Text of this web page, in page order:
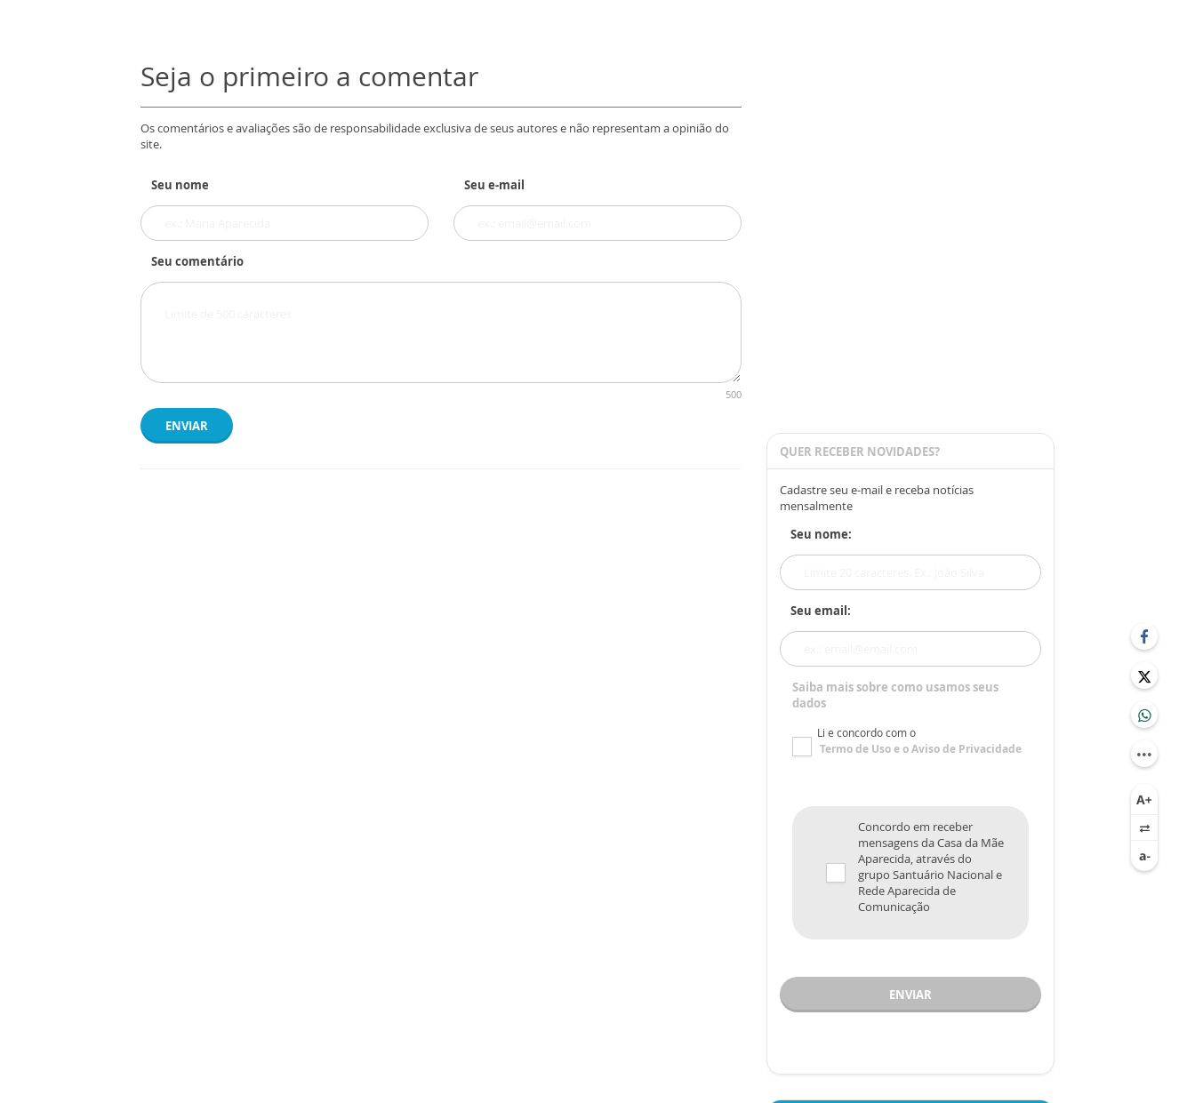
Seja o primeiro a comentar
Os comentários e avaliações são de responsabilidade exclusiva de seus autores e não representam a opinião do
site.
Seu nome Seu e-mail
Seu comentário
500
ENVIAR
QUER RECEBER NOVIDADES?
Cadastre seu e-mail e receba notícias
mensalmente
Seu nome:
Seu email:
Saiba mais sobre como usamos seus
dados
Li e concordo com o
Termo de Usoe oAviso de Privacidade
Concordo em receber
mensagens da Casa da Mãe
Aparecida, através do
grupo Santuário Nacional e
Rede Aparecida de
Comunicação
ENVIAR